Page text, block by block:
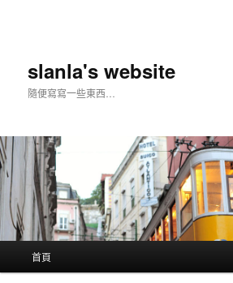
slanla's website
隨便寫寫一些東西…
跳
首頁